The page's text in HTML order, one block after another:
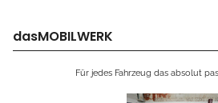
dasMOBILWERK
Für jedes Fahrzeug das absolut